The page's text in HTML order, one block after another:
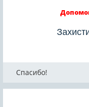
Спасибо!